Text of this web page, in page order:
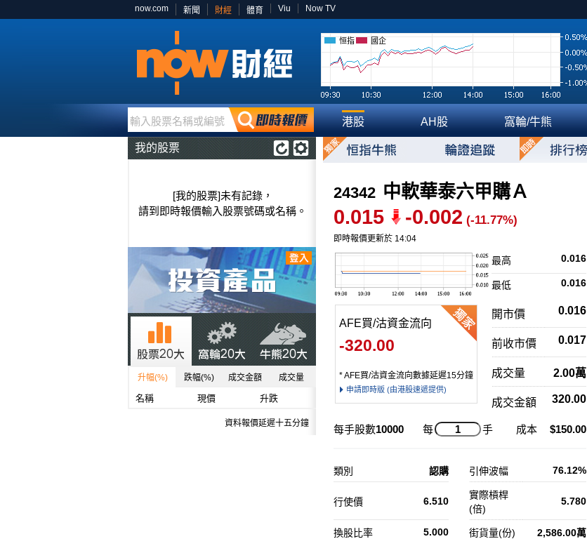
now.com 新聞 財經 體育 Viu Now TV
恒指 國企
輸入股票名稱或編號 港股 AH股 窩輪/牛熊
我的股票
[我的股票]未有記錄，
請到即時報價輸入股票號碼或名稱。
升幅(%) 跌幅(%) 成交金額 成交量
名稱 現價 升跌
資料報價延遲十五分鐘
24342 中軟華泰六甲購Ａ
0.015 -0.002 (-11.77%)
即時報價更新於 14:04
0.016
最高
0.016
最低
AFE買/沽資金流向
-320.00
* AFE買/沽資金流向數據延遲15分鐘
申請即時版 (由港股速遞提供)
開市價 0.016
前收市價 0.017
成交量 2.00萬
成交金額 320.00
每手股數10000 每 手 成本 $150.00
類別 認購 引伸波幅 76.12%
行使價 6.510
實際槓桿
(倍)
5.780
換股比率 5.000 街貨量(份) 2,586.00萬